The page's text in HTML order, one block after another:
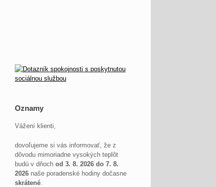
Oznamy
Vážení klienti,
dovoľujeme si vás informovať, že z
dôvodu mimoriadne vysokých teplôt
budú v dňochod 3. 8. 2026 do 7. 8.
2026 naše poradenské hodiny dočasne
skrátené